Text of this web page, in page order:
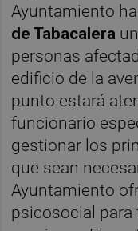
Ayuntamiento
de Tabacalera
personas
edificio de la
punto estará
funcionario
gestionar los
que sean
Ayuntamiento
psicosocial